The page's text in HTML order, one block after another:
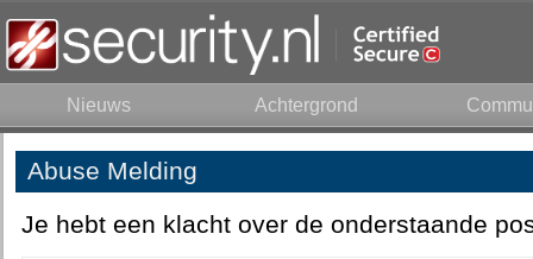
Nieuws Achtergrond
Abuse Melding
Je hebt een klacht over de onderstaande